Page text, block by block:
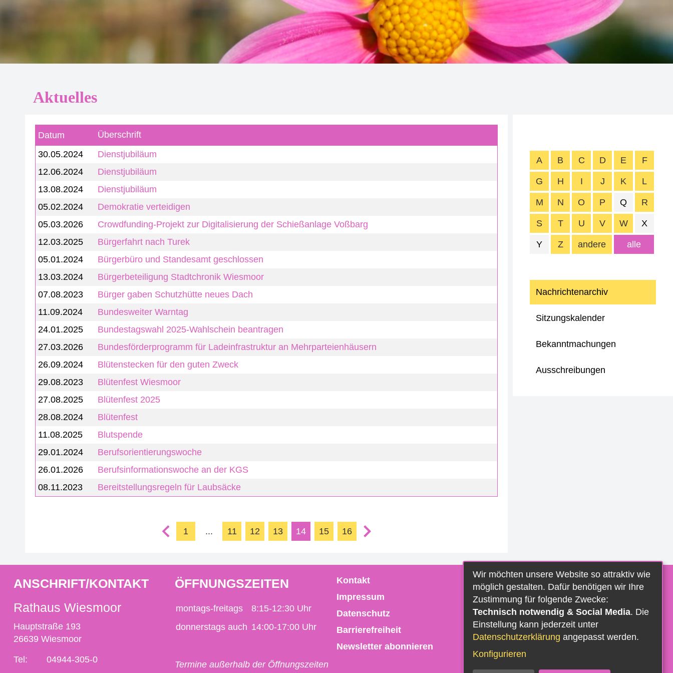
Aktuelles
Datum
Überschrift
30.05.2024
Dienstjubiläum
12.06.2024
Dienstjubiläum
13.08.2024
Dienstjubiläum
05.02.2024
Demokratie verteidigen
05.03.2026
Crowdfunding-Projekt zur Digitalisierung der Schießanlage Voßbarg
12.03.2025
Bürgerfahrt nach Turek
05.01.2024
Bürgerbüro und Standesamt geschlossen
13.03.2024
Bürgerbeteiligung Stadtchronik Wiesmoor
07.08.2023
Bürger gaben Schutzhütte neues Dach
11.09.2024
Bundesweiter Warntag
24.01.2025
Bundestagswahl 2025-Wahlschein beantragen
27.03.2026
Bundesförderprogramm für Ladeinfrastruktur an Mehrparteienhäusern
26.09.2024
Blütenstecken für den guten Zweck
29.08.2023
Blütenfest Wiesmoor
27.08.2025
Blütenfest 2025
28.08.2024
Blütenfest
11.08.2025
Blutspende
29.01.2024
Berufsorientierungswoche
26.01.2026
Berufsinformationswoche an der KGS
08.11.2023
Bereitstellungsregeln für Laubsäcke
1 ... 11 12 13 14 15 16
Nachrichtenarchiv
Sitzungskalender
Bekanntmachungen
Ausschreibungen
alle
A B C D E F
G H I J K L
M N O P Q R
S T U V W X
Y Z andere
ANSCHRIFT/KONTAKT
Rathaus Wiesmoor
Hauptstraße 193
26639 Wiesmoor
Tel: 04944-305-0
ÖFFNUNGSZEITEN
montags-freitags
8:15-12:30 Uhr
donnerstags auch 14:00-17:00 Uhr
Termine außerhalb der Öffnungszeiten
Kontakt
Impressum
Datenschutz
Barrierefreiheit
Newsletter abonnieren
Wir möchten unsere Website so attraktiv wie
möglich gestalten. Dafür benötigen wir Ihre
Zustimmung für folgende Zwecke:
Technisch notwendig & Social Media. Die
Einstellung kann jederzeit unter
Datenschutzerklärung angepasst werden.
Konfigurieren